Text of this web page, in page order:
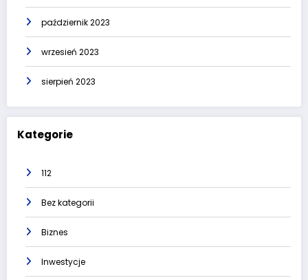
październik 2023
wrzesień 2023
sierpień 2023
Kategorie
112
Bez kategorii
Biznes
Inwestycje